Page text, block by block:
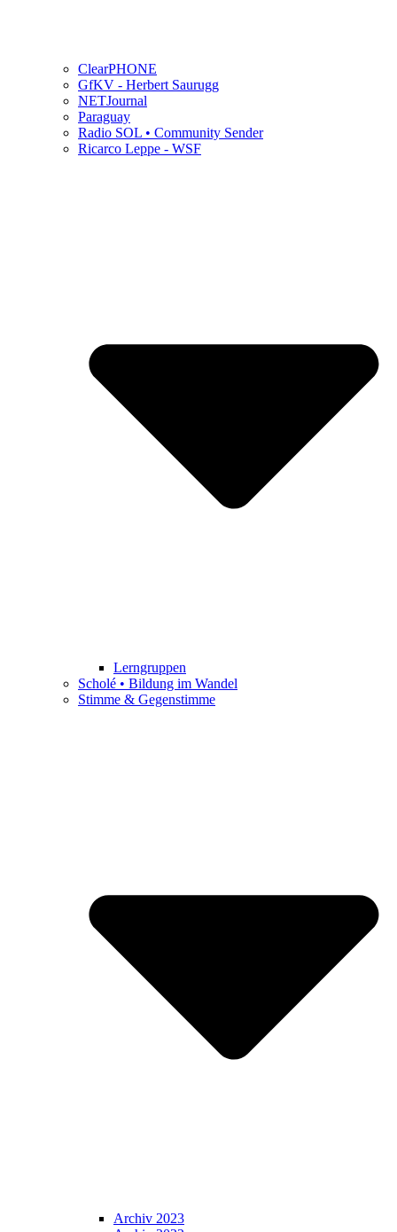
ClearPHONE
GfKV - Herbert Saurugg
NETJournal
Paraguay
Radio SOL • Community Sender
Ricarco Leppe - WSF
Lerngruppen
Scholé • Bildung im Wandel
Stimme & Gegenstimme
Archiv 2023